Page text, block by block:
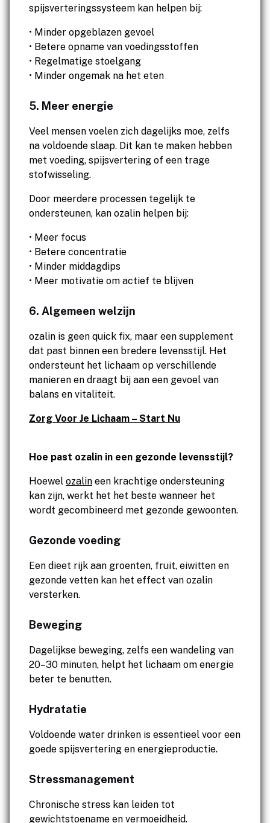
spijsverteringssysteem kan helpen bij:
• Minder opgeblazen gevoel
• Betere opname van voedingsstoffen
• Regelmatige stoelgang
• Minder ongemak na het eten
5. Meer energie
Veel mensen voelen zich dagelijks moe, zelfs
na voldoende slaap. Dit kan te maken hebben
met voeding, spijsvertering of een trage
stofwisseling.
Door meerdere processen tegelijk te
ondersteunen, kan ozalin helpen bij:
• Meer focus
• Betere concentratie
• Minder middagdips
• Meer motivatie om actief te blijven
6. Algemeen welzijn
ozalin is geen quick fix, maar een supplement
dat past binnen een bredere levensstijl. Het
ondersteunt het lichaam op verschillende
manieren en draagt bij aan een gevoel van
balans en vitaliteit.
Zorg Voor Je Lichaam – Start Nu
Hoe past ozalin in een gezonde levensstijl?
Hoewel ozalin een krachtige ondersteuning
kan zijn, werkt het het beste wanneer het
wordt gecombineerd met gezonde gewoonten.
Gezonde voeding
Een dieet rijk aan groenten, fruit, eiwitten en
gezonde vetten kan het effect van ozalin
versterken.
Beweging
Dagelijkse beweging, zelfs een wandeling van
20–30 minuten, helpt het lichaam om energie
beter te benutten.
Hydratatie
Voldoende water drinken is essentieel voor een
goede spijsvertering en energieproductie.
Stressmanagement
Chronische stress kan leiden tot
gewichtstoename en vermoeidheid.